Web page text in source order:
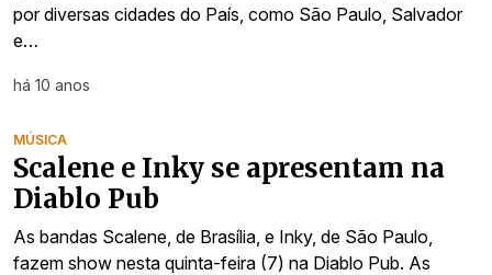
por diversas cidades do País, como São Paulo, Salvador
e…
há 10 anos
MÚSICA
Scalene e Inky se apresentam na
Diablo Pub
As bandas Scalene, de Brasília, e Inky, de São Paulo,
fazem show nesta quinta-feira (7) na Diablo Pub. As